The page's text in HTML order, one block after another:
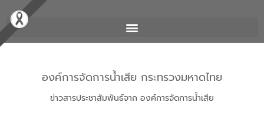
องค์การจัดการน้ำเสีย กระทรวงมหาดไทย
ข่าวสารประชาสัมพันธ์จาก องค์การจัดการน้ำเสีย